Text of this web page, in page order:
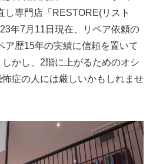
し専門店「RESTORE(リスト
年7月11日現在、リペア依頼の
ア歴15年の実績に信頼を置いて
かし、2階に上がるためのオシ
症の人には厳しいかもしれませ